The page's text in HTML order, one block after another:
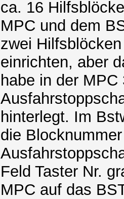
ca. 16
MPC und dem
zwei
einrichten, aber
habe in der
hinterlegt. Im
die
Feld Taster Nr.
MPC auf das